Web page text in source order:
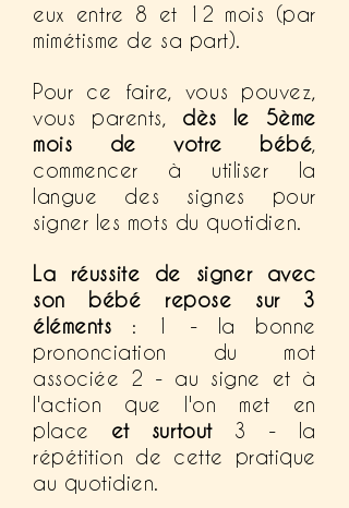
eux entre 8 et 12 mois (par
mimétisme de sa part).
Pour ce faire, vous pouvez,
vous parents, dès le 5ème
mois de votre bébé
commencer à utiliser la
langue des signes pour
signer les mots du quotidien.
La réussite de signer avec
son bébé repose sur 3
éléments : 1 - la bonne
prononciation du mot
associée 2 - au signe et à
l'action que l'on met en
place et surtout3 - la
répétition de cette pratique
au quotidien.